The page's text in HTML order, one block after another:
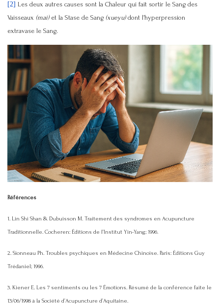
[2] Les deux autres causes sont la Chaleur qui fait sortir le Sang des
Vaisseaux (mai)et la Stase de Sang (xueyu)dont l’hyperpression
extravase le Sang.
Références
1. Lin Shi Shan & Dubuisson M. Traitement des syndromes en Acupuncture
Traditionnelle. Cocheren: Éditions de l’Institut Yin-Yang; 1996.
2. Sionneau Ph. Troubles psychiques en Médecine Chinoise. Paris: Éditions Guy
Trédaniel; 1996.
3. Kiener E. Les 7 sentiments ou les 7 Émotions. Résumé de la conférence faite le
13/06/1998 à la Société d’Acupuncture d’Aquitaine.